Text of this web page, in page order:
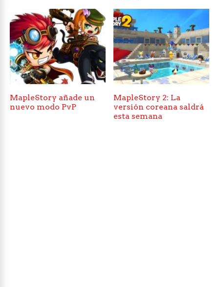
MapleStory añade un
nuevo modo PvP
MapleStory 2: La
versión coreana saldrá
esta semana